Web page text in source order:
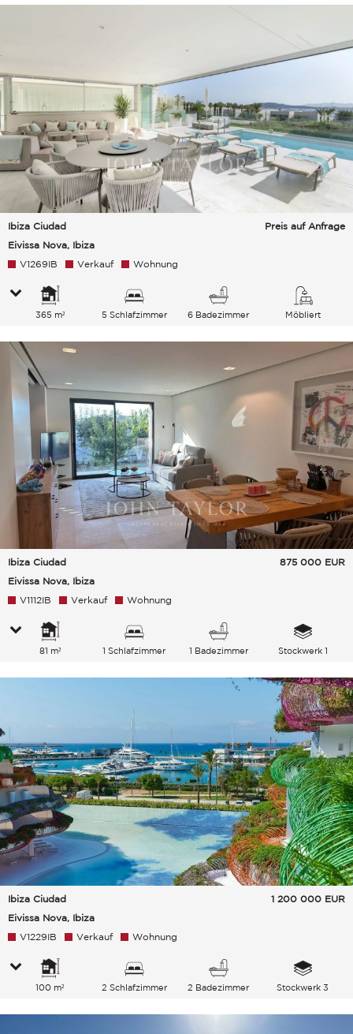
Ibiza Ciudad
Eivissa Nova, Ibiza
Preis auf Anfrage
V1269IB Verkauf Wohnung
365 m² 5 Schlafzimmer 6 Badezimmer Möbliert
Ibiza Ciudad
Eivissa Nova, Ibiza
875 000 EUR
V1112IB Verkauf Wohnung
81 m² 1 Schlafzimmer 1 Badezimmer Stockwerk 1
Ibiza Ciudad
Eivissa Nova, Ibiza
1 200 000 EUR
V1229IB Verkauf Wohnung
100 m² 2 Schlafzimmer 2 Badezimmer Stockwerk 3